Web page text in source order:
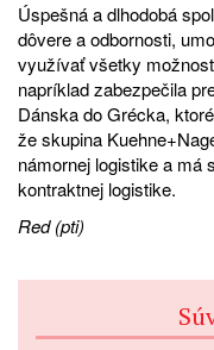
Úspešná a dlhodobá
dôvere a odbornosti,
využívať všetky
napríklad zabezpečila
Dánska do Grécka,
že skupina
námornej logistike a má
kontraktnej logistike.
Red (pti)